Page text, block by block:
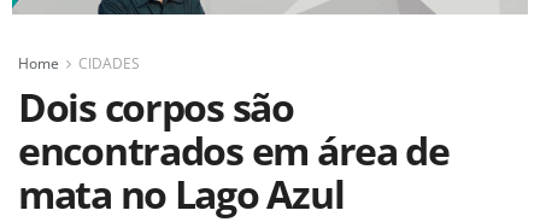
Home CIDADES
Dois corpos são
encontrados em área de
mata no Lago Azul